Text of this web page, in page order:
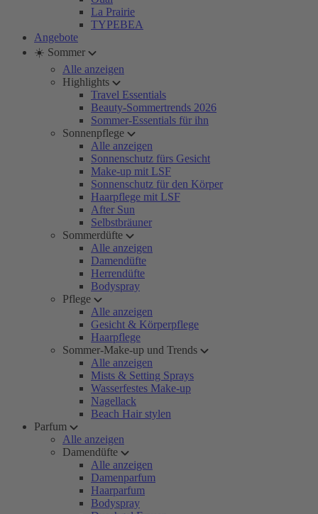
La Prairie
TYPEBEA
Angebote
☀️ Sommer
Alle anzeigen
Highlights
Travel Essentials
Beauty-Sommertrends 2026
Sommer-Essentials für ihn
Sonnenpflege
Alle anzeigen
Sonnenschutz fürs Gesicht
Make-up mit LSF
Sonnenschutz für den Körper
Haarpflege mit LSF
After Sun
Selbstbräuner
Sommerdüfte
Alle anzeigen
Damendüfte
Herrendüfte
Bodyspray
Pflege
Alle anzeigen
Gesicht & Körperpflege
Haarpflege
Sommer-Make-up und Trends
Alle anzeigen
Mists & Setting Sprays
Wasserfestes Make-up
Nagellack
Beach Hair stylen
Parfum
Alle anzeigen
Damendüfte
Alle anzeigen
Damenparfum
Haarparfum
Bodyspray